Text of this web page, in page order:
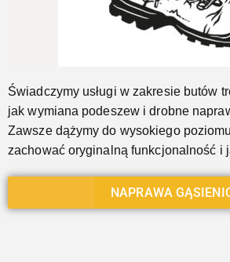
Świadczymy usługi w zakresie butów
jak wymiana podeszew i drobne
Zawsze dążymy do wysokiego
zachować oryginalną funkcjonalność i
NAPRAWA